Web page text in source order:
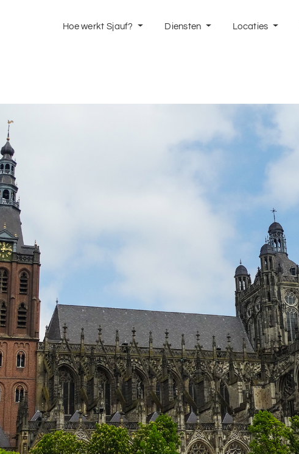
Hoe werkt Sjauf? Diensten Locaties